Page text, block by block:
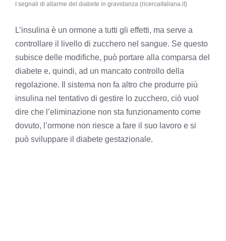
I segnali di allarme del diabete in gravidanza (ricercaitaliana.it)
L’insulina è un ormone a tutti gli effetti, ma serve a
controllare il livello di zucchero nel sangue. Se questo
subisce delle modifiche, può portare alla comparsa del
diabete e, quindi, ad un mancato controllo della
regolazione. Il sistema non fa altro che produrre più
insulina nel tentativo di gestire lo zucchero, ciò vuol
dire che l’eliminazione non sta funzionamento come
dovuto, l’ormone non riesce a fare il suo lavoro e si
può sviluppare il diabete gestazionale.